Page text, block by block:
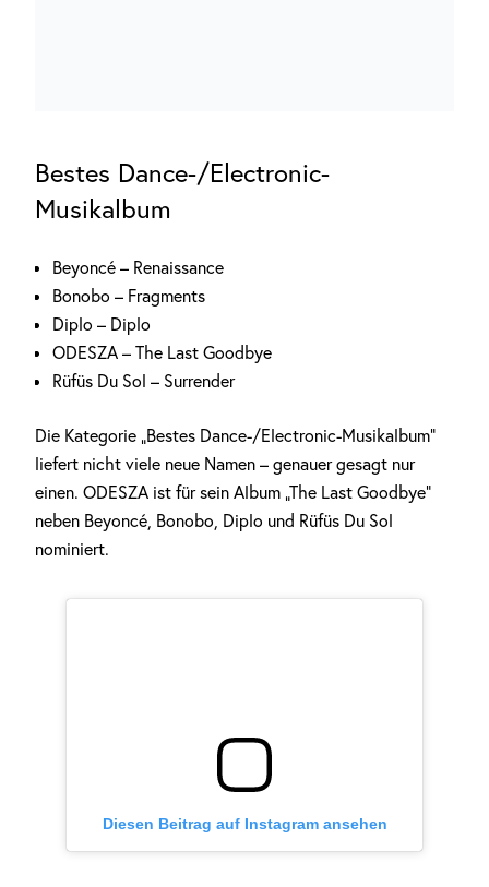
Bestes Dance-/Electronic-
Musikalbum
Beyoncé – Renaissance
Bonobo – Fragments
Diplo – Diplo
ODESZA – The Last Goodbye
Rüfüs Du Sol – Surrender
Die Kategorie „Bestes Dance-/Electronic-Musikalbum“
liefert nicht viele neue Namen – genauer gesagt nur
einen. ODESZA ist für sein Album „The Last Goodbye“
neben Beyoncé, Bonobo, Diplo und Rüfüs Du Sol
nominiert.
Diesen Beitrag auf Instagram ansehen